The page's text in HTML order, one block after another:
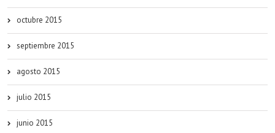
octubre 2015
septiembre 2015
agosto 2015
julio 2015
junio 2015